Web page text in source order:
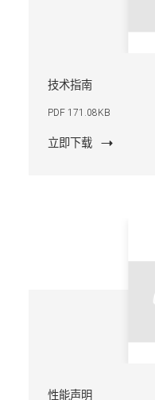
技术指南
PDF 171.08KB
立即下载
性能声明